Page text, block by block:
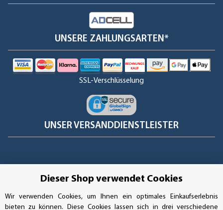
UNSERE ZAHLUNGSARTEN*
SSL-Verschlüsselung
UNSER VERSANDDIENSTLEISTER
Dieser Shop verwendet Cookies
Wir verwenden Cookies, um Ihnen ein optimales Einkaufserlebnis
bieten zu können. Diese Cookies lassen sich in drei verschiedene